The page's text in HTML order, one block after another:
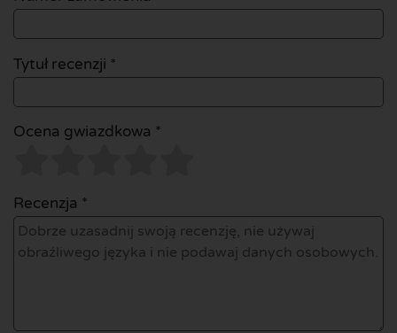
Tytuł recenzji *
Ocena gwiazdkowa *
Recenzja *